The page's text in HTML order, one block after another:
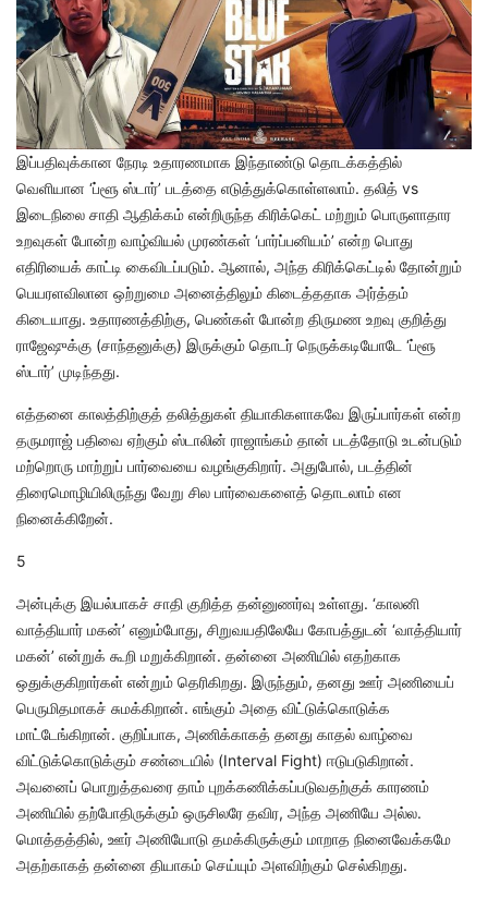
இப்பதிவுக்கான நேரடி உதாரணமாக இந்தாண்டு தொடக்கத்தில்
வெளியான ‘ப்ளூ ஸ்டார்’ படத்தை எடுத்துக்கொள்ளலாம். தலித் vs
இடைநிலை சாதி ஆதிக்கம் என்றிருந்த கிரிக்கெட் மற்றும் பொருளாதார
உறவுகள் போன்ற வாழ்வியல் முரண்கள் ‘பார்ப்பனியம்’ என்ற பொது
எதிரியைக் காட்டி கைவிடப்படும். ஆனால், அந்த கிரிக்கெட்டில் தோன்றும்
பெயரளவிலான ஒற்றுமை அனைத்திலும் கிடைத்ததாக அர்த்தம்
கிடையாது. உதாரணத்திற்கு, பெண்கள் போன்ற திருமண உறவு குறித்து
ராஜேஷுக்கு (சாந்தனுக்கு) இருக்கும் தொடர் நெருக்கடியோடே ‘ப்ளூ
ஸ்டார்’ முடிந்தது.
எத்தனை காலத்திற்குத் தலித்துகள் தியாகிகளாகவே இருப்பார்கள் என்ற
தருமராஜ் பதிவை ஏற்கும் ஸ்டாலின் ராஜாங்கம் தான் படத்தோடு உடன்படும்
மற்றொரு மாற்றுப் பார்வையை வழங்குகிறார். அதுபோல், படத்தின்
திரைமொழியிலிருந்து வேறு சில பார்வைகளைத் தொடலாம் என
நினைக்கிறேன்.
5
அன்புக்கு இயல்பாகச் சாதி குறித்த தன்னுணர்வு உள்ளது. ‘காலனி
வாத்தியார் மகன்’ எனும்போது, சிறுவயதிலேயே கோபத்துடன் ‘வாத்தியார்
மகன்’ என்றுக் கூறி மறுக்கிறான். தன்னை அணியில் எதற்காக
ஒதுக்குகிறார்கள் என்றும் தெரிகிறது. இருந்தும், தனது ஊர் அணியைப்
பெருமிதமாகச் சுமக்கிறான். எங்கும் அதை விட்டுக்கொடுக்க
மாட்டேங்கிறான். குறிப்பாக, அணிக்காகத் தனது காதல் வாழ்வை
விட்டுக்கொடுக்கும் சண்டையில் (Interval Fight) ஈடுபடுகிறான்.
அவனைப் பொறுத்தவரை தாம் புறக்கணிக்கப்படுவதற்குக் காரணம்
அணியில் தற்போதிருக்கும் ஒருசிலரே தவிர, அந்த அணியே அல்ல.
மொத்தத்தில், ஊர் அணியோடு தமக்கிருக்கும் மாறாத நினைவேக்கமே
அதற்காகத் தன்னை தியாகம் செய்யும் அளவிற்கும் செல்கிறது.